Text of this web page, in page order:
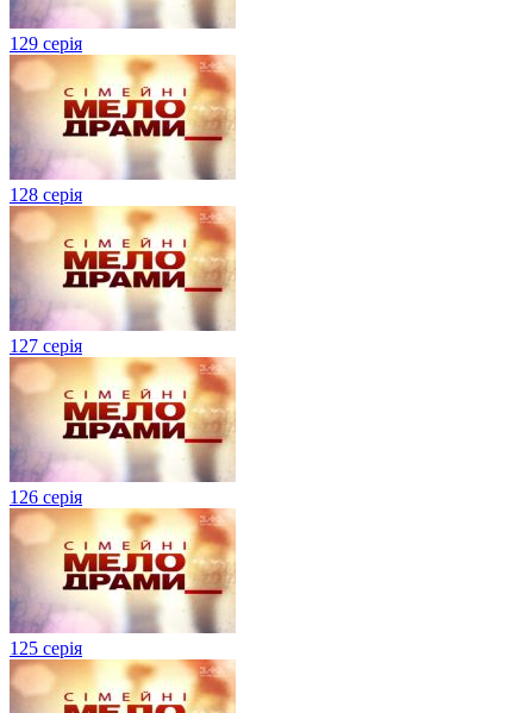
129 серія
128 серія
127 серія
126 серія
125 серія